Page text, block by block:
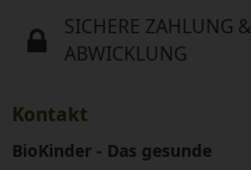
SICHERE ZAHLUNG &
ABWICKLUNG
Kontakt
BioKinder - Das gesunde